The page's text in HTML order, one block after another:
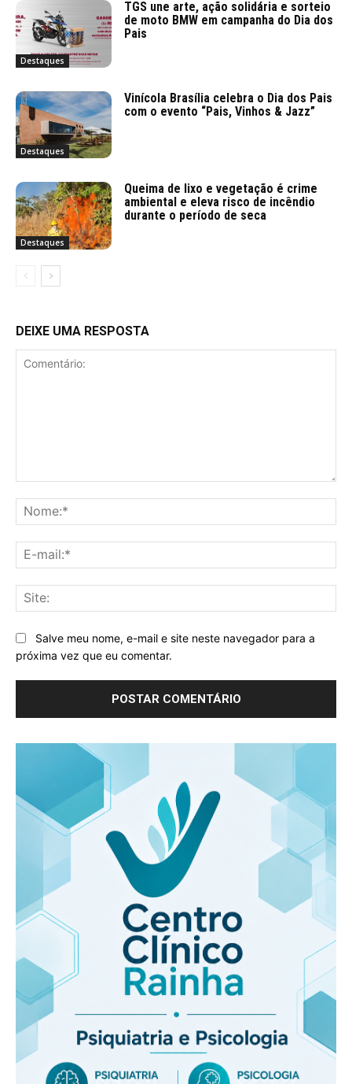
Destaques
TGS une arte, ação solidária e sorteio
de moto BMW em campanha do Dia dos
Pais
Destaques
Vinícola Brasília celebra o Dia dos Pais
com o evento “Pais, Vinhos & Jazz”
Destaques
Queima de lixo e vegetação é crime
ambiental e eleva risco de incêndio
durante o período de seca
DEIXE UMA RESPOSTA
Salve meu nome, e-mail e site neste navegador para a
próxima vez que eu comentar.